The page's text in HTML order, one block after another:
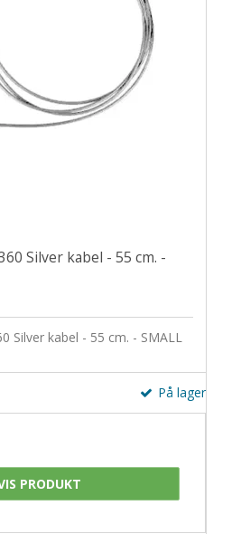
Silver kabel - 55 cm. -
Silver kabel - 55 cm. - SMALL
På lager
PRODUKT